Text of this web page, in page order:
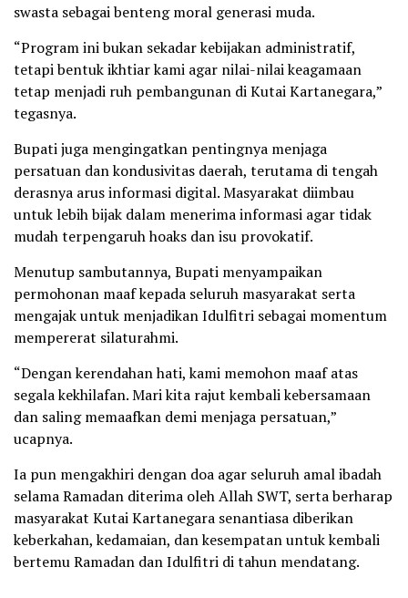
swasta sebagai benteng moral generasi muda.
“Program ini bukan sekadar kebijakan administratif,
tetapi bentuk ikhtiar kami agar nilai-nilai keagamaan
tetap menjadi ruh pembangunan di Kutai Kartanegara,”
tegasnya.
Bupati juga mengingatkan pentingnya menjaga
persatuan dan kondusivitas daerah, terutama di tengah
derasnya arus informasi digital. Masyarakat diimbau
untuk lebih bijak dalam menerima informasi agar tidak
mudah terpengaruh hoaks dan isu provokatif.
Menutup sambutannya, Bupati menyampaikan
permohonan maaf kepada seluruh masyarakat serta
mengajak untuk menjadikan Idulfitri sebagai momentum
mempererat silaturahmi.
“Dengan kerendahan hati, kami memohon maaf atas
segala kekhilafan. Mari kita rajut kembali kebersamaan
dan saling memaafkan demi menjaga persatuan,”
ucapnya.
Ia pun mengakhiri dengan doa agar seluruh amal ibadah
selama Ramadan diterima oleh Allah SWT, serta berharap
masyarakat Kutai Kartanegara senantiasa diberikan
keberkahan, kedamaian, dan kesempatan untuk kembali
bertemu Ramadan dan Idulfitri di tahun mendatang.